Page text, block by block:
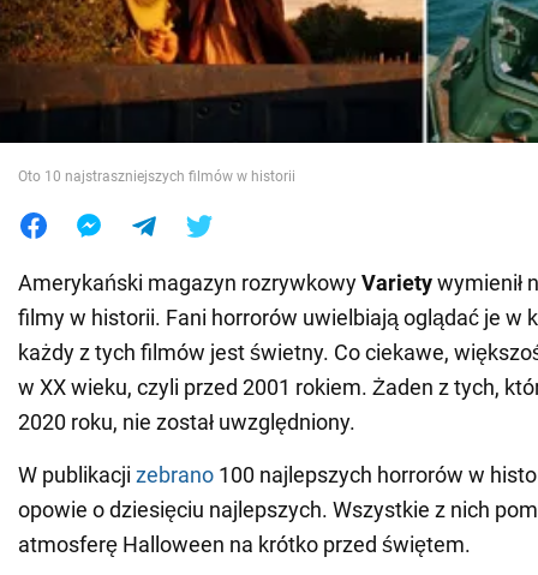
Świat
Jedzenie
Oto 10 najstraszniejszych filmów w historii
Amerykański magazyn rozrywkowyVarietywymienił
filmy w historii. Fani horrorów uwielbiają oglądać je w
każdy z tych filmów jest świetny. Co ciekawe,
w XX wieku, czyli przed 2001 rokiem. Żaden z tych,
2020 roku, nie został uwzględniony.
W publikacji zebrano 100 najlepszych horrorów w
opowie o dziesięciu najlepszych. Wszystkie z nich
atmosferę Halloween na krótko przed świętem.